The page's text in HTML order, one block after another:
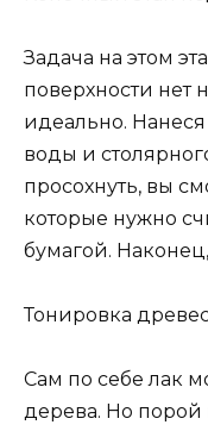
Задача на этом
поверхности нет
идеально.
воды и
просохнуть, вы
которые нужно
бумагой.
Тонировка
Сам по себе лак
дерева. Но